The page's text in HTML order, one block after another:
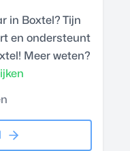
in Boxtel? Tijn
en ondersteunt
Meer weten?